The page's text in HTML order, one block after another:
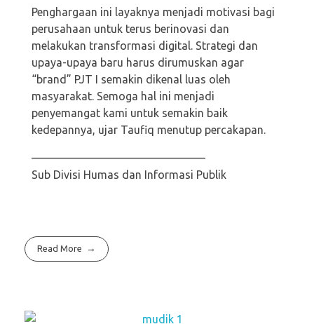
Penghargaan ini layaknya menjadi motivasi bagi
perusahaan untuk terus berinovasi dan
melakukan transformasi digital. Strategi dan
upaya-upaya baru harus dirumuskan agar
“brand” PJT I semakin dikenal luas oleh
masyarakat. Semoga hal ini menjadi
penyemangat kami untuk semakin baik
kedepannya, ujar Taufiq menutup percakapan.
———————————————–
Sub Divisi Humas dan Informasi Publik
Read More